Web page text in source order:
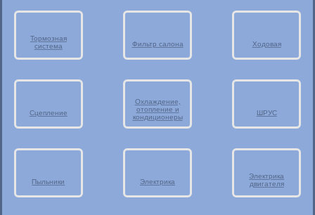
Тормозная
система
Фильтр салона Ходовая
Сцепление
Охлаждение,
отопление и
кондиционеры
ШРУС
Пыльники Электрика
Электрика
двигателя